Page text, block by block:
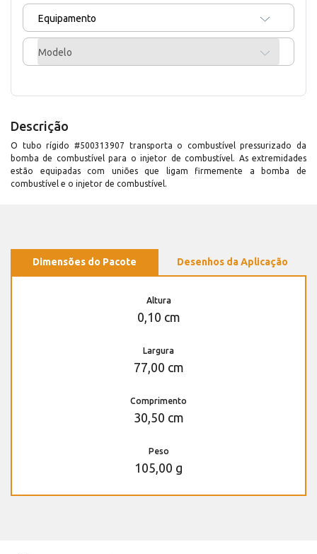
Equipamento
Modelo
Descrição
O tubo rígido #500313907 transporta o combustível pressurizado da
bomba de combustível para o injetor de combustível. As extremidades
estão equipadas com uniões que ligam firmemente a bomba de
combustível e o injetor de combustível.
Dimensões do Pacote Desenhos da Aplicação
Altura
0,10 cm
Largura
77,00 cm
Comprimento
30,50 cm
Peso
105,00 g